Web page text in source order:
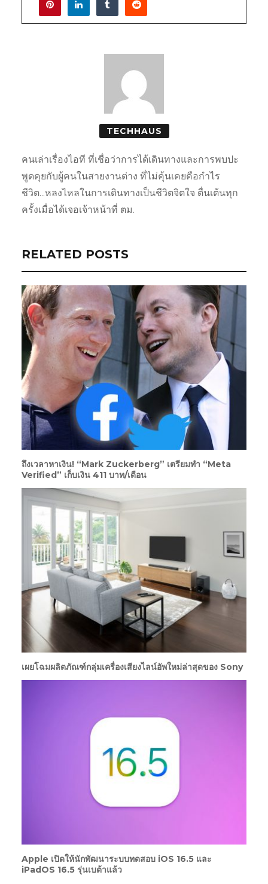
TECHHAUS
คนเล่าเรื่องไอที ที่เชื่อว่าการได้เดินทางและการพบปะ
พูดคุยกับผู้คนในสายงานต่าง ที่ไม่คุ้นเคยคือกำไร
ชีวิต...หลงไหลในการเดินทางเป็นชีวิตจิตใจ ตื่นเต้นทุก
ครั้งเมื่อได้เจอเจ้าหน้าที่ ตม.
RELATED POSTS
ถึงเวลาหาเงิน! “Mark Zuckerberg” เตรียมทำ “Meta
Verified” เก็บเงิน 411 บาท/เดือน
เผยโฉมผลิตภัณฑ์กลุ่มเครื่องเสียงไลน์อัพใหม่ล่าสุดของ Sony
Apple เปิดให้นักพัฒนาระบบทดสอบ iOS 16.5 และ
iPadOS 16.5 รุ่นเบต้าแล้ว